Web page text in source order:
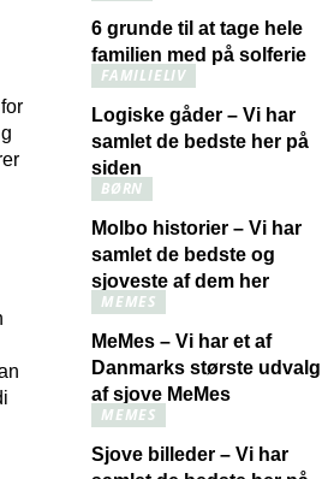
6 grunde til at tage hele
familien med på solferie
FAMILIELIV
Logiske gåder – Vi har
samlet de bedste her på
siden
BØRN
Molbo historier – Vi har
samlet de bedste og
sjoveste af dem her
MEMES
MeMes – Vi har et af
Danmarks største udvalg
af sjove MeMes
MEMES
Sjove billeder – Vi har